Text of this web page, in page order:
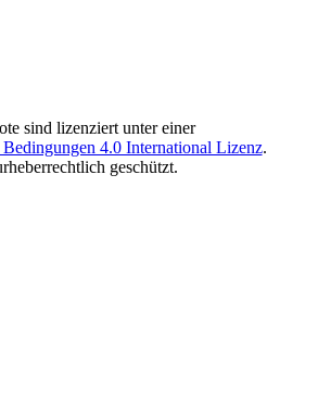
sind lizenziert unter einer
4.0 International Lizenz.
geschützt.